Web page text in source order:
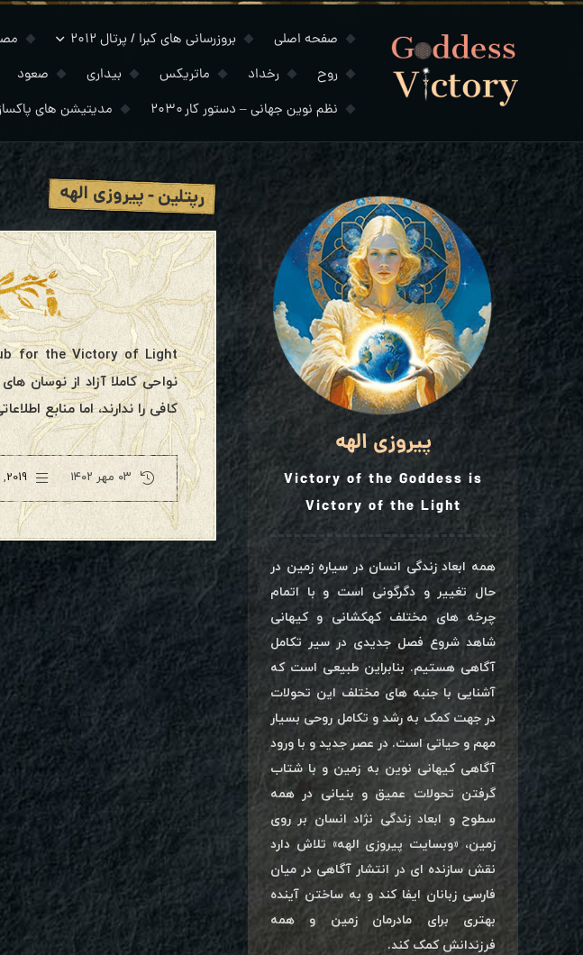
صفحه اصلی بروزرسانی های کبرا / پرتال ۲۰۱۲
روح
رخداد ماتریکس بیداری صعود
نظم نوین جهانی – دستور کار ۲۰۳۰
مدیتیشن های
رپتلین - پیروزی الهه
نواحی کاملا آزاد از نوسان
کافی را ندارند، اما منابع
۰۳ مهر ۱۴۰۲ 2019
,
پیروزی الهه
Victory of the Goddess is
Victory of the Light
همه ابعاد زندگی انسان در سیاره زمین در
حال تغییر و دگرگونی است و با اتمام
چرخه های مختلف کهکشانی و کیهانی
شاهد شروع فصل جدیدی در سیر تکامل
آگاهی هستیم. بنابراین طبیعی است که
آشنایی با جنبه های مختلف این تحولات
در جهت کمک به رشد و تکامل روحی بسیار
مهم و حیاتی است. در عصر جدید و با ورود
آگاهی کیهانی نوین به زمین و با شتاب
گرفتن تحولات عمیق و بنیانی در همه
سطوح و ابعاد زندگی نژاد انسان بر روی
زمین، «وبسایت پیروزی الهه» تلاش دارد
نقش سازنده ای در انتشار آگاهی در میان
فارسی زبانان ایفا کند و به ساختن آینده
بهتری برای مادرمان زمین و همه
فرزندانش کمک کند.